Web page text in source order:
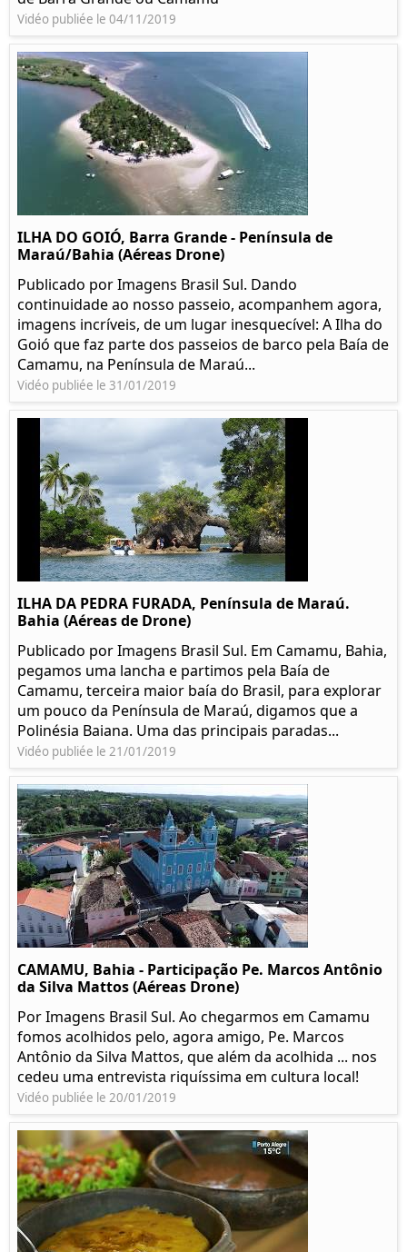
Vidéo publiée le 04/11/2019
ILHA DO GOIÓ, Barra Grande - Península de
Maraú/Bahia (Aéreas Drone)
Publicado por Imagens Brasil Sul. Dando
continuidade ao nosso passeio, acompanhem agora,
imagens incríveis, de um lugar inesquecível: A Ilha do
Goió que faz parte dos passeios de barco pela Baía de
Camamu, na Península de Maraú...
Vidéo publiée le 31/01/2019
ILHA DA PEDRA FURADA, Península de Maraú.
Bahia (Aéreas de Drone)
Publicado por Imagens Brasil Sul. Em Camamu, Bahia,
pegamos uma lancha e partimos pela Baía de
Camamu, terceira maior baía do Brasil, para explorar
um pouco da Península de Maraú, digamos que a
Polinésia Baiana. Uma das principais paradas...
Vidéo publiée le 21/01/2019
CAMAMU, Bahia - Participação Pe. Marcos Antônio
da Silva Mattos (Aéreas Drone)
Por Imagens Brasil Sul. Ao chegarmos em Camamu
fomos acolhidos pelo, agora amigo, Pe. Marcos
Antônio da Silva Mattos, que além da acolhida ... nos
cedeu uma entrevista riquíssima em cultura local!
Vidéo publiée le 20/01/2019